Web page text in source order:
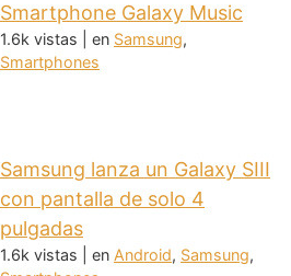
Smartphone Galaxy Music
1.6k vistas en Samsung,
Smartphones
Samsung lanza un Galaxy SIII
con pantalla de solo 4
pulgadas
1.6k vistas en Android, Samsung,